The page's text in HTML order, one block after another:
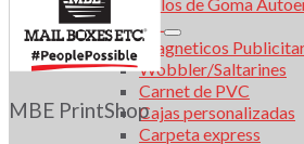
DIGITAL
Magneticos
Wobbler/Saltarines
Carnet de PVC
Cajas personalizadas
Carpeta express
MBE PrintShop